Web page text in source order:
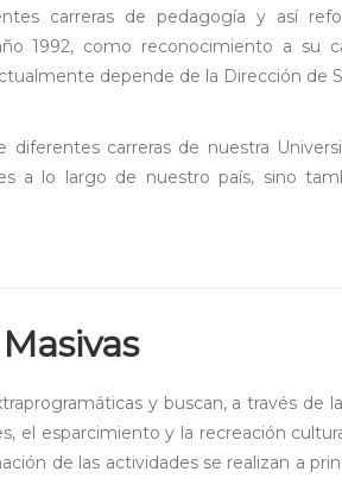
carreras de pedagogía y así
1992, como reconocimiento a su
depende de la Dirección de
carreras de nuestra
a lo largo de nuestro país, sino
y buscan, a través de
el esparcimiento y la recreación
de las actividades se realizan a